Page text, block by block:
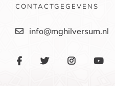
CONTACTGEGEVENS
info@mghilversum.nl